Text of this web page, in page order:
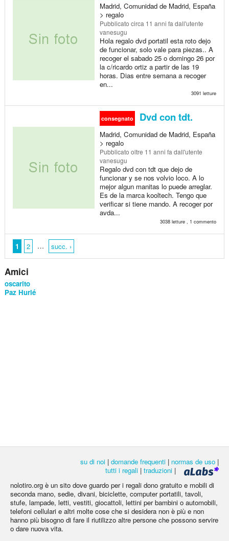
Madrid, Comunidad de Madrid, España
> regalo
Pubblicato circa 11 anni fa dall'utente
vanesugu
Hola regalo dvd portatil esta roto dejo
de funcionar, solo vale para piezas.. A
recoger el sabado 25 o domingo 26 por
la c/ricardo ortiz a partir de las 19
horas. Dias entre semana a recoger
en...
3091 letture
consegnato Dvd con tdt.
Madrid, Comunidad de Madrid, España
> regalo
Pubblicato oltre 11 anni fa dall'utente
vanesugu
Regalo dvd con tdt que dejo de
funcionar y se nos volvio loco. A lo
mejor algun manitas lo puede arreglar.
Es de la marca kooltech. Tengo que
verificar si tiene mando. A recoger por
avda...
3038 letture , 1 commento
1 2 … succ. ›
Amici
oscarito
Paz Hurlé
su di noi | domande frequenti | normas de uso |
tutti i regali | traduzioni |
nolotiro.org è un sito dove guardo per i regali dono gratuito e mobili di
seconda mano, sedie, divani, biciclette, computer portatili, tavoli,
stufe, lampade, letti, vestiti, giocattoli, lettini per bambini o automobili,
telefoni cellulari e altri molte cose che si desidera non è più e non
hanno più bisogno di fare il riutilizzo altre persone che possono servire
o dare nuova vita.